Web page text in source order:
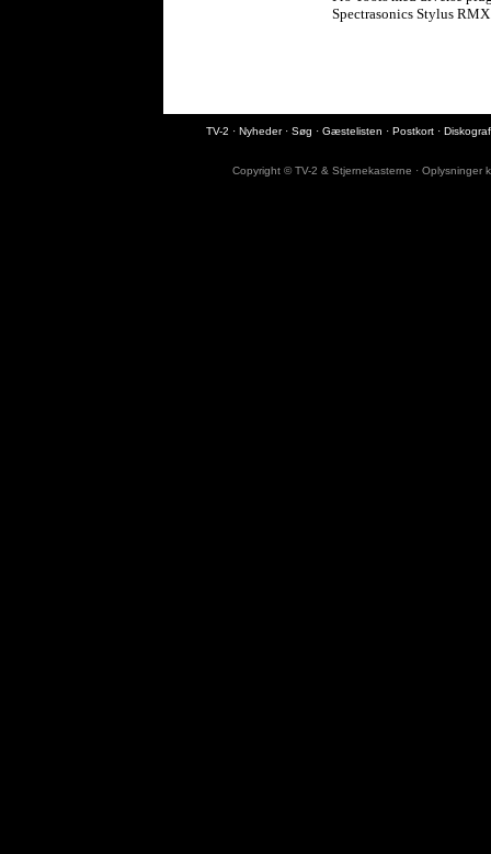
Spectrasonics Stylus
TV-2 · Nyheder· Søg · Gæstelisten · Postkort ·
Copyright © TV-2 & Stjernekasterne ·